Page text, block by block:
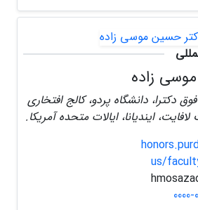
زاده
دکترا، دانشگاه پردو، کالج افتخاری
ایندیانا، ایالات متحده آمریکا.
us/